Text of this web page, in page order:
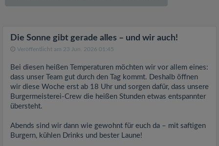
Die Sonne gibt gerade alles – und wir auch!
Veröffentlicht am 23 Jun. 2026 01:45
Bei diesen heißen Temperaturen möchten wir vor allem eines:
dass unser Team gut durch den Tag kommt. Deshalb öffnen
wir diese Woche erst ab 18 Uhr und sorgen dafür, dass unsere
Burgermeisterei-Crew die heißen Stunden etwas entspannter
übersteht.
Abends sind wir dann wie gewohnt für euch da – mit saftigen
Burgern, kühlen Drinks und bester Laune!
t
i